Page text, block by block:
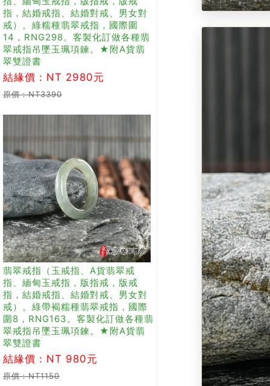
指，結婚戒指、結婚對戒、男女對
戒）。綠糯種翡翠戒指，國際圍
14，RNG298。客製化訂做各種翡
翠戒指吊墜玉珮項鍊。★附A貨翡
翠雙證書
結緣價：NT 2980元
原價：NT3390
翡翠戒指（玉戒指、A貨翡翠戒
指、緬甸玉戒指，版指戒，版戒
指，結婚戒指、結婚對戒、男女對
戒）。綠帶褐糯種翡翠戒指，國際
圍8，RNG163。客製化訂做各種翡
翠戒指吊墜玉珮項鍊。★附A貨翡
翠雙證書
結緣價：NT 980元
原價：NT1150